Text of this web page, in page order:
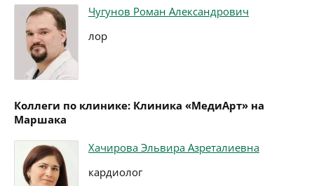
Чугунов Роман Александрович
лор
Коллеги по клинике: Клиника «МедиАрт» на
Маршака
Хачирова Эльвира Азреталиевна
кардиолог